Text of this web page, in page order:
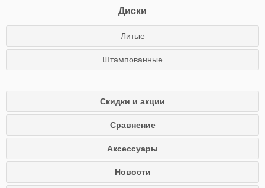
Диски
Литые
Штампованные
Скидки и акции
Сравнение
Аксессуары
Новости